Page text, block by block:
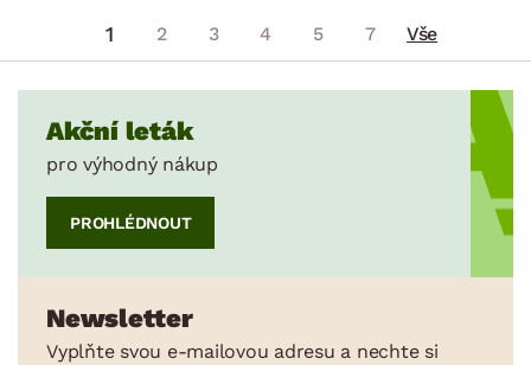
1 2 3 4 5 7 Vše
Akční leták
pro výhodný nákup
PROHLÉDNOUT
Newsletter
Vyplňte svou e-mailovou adresu a nechte si